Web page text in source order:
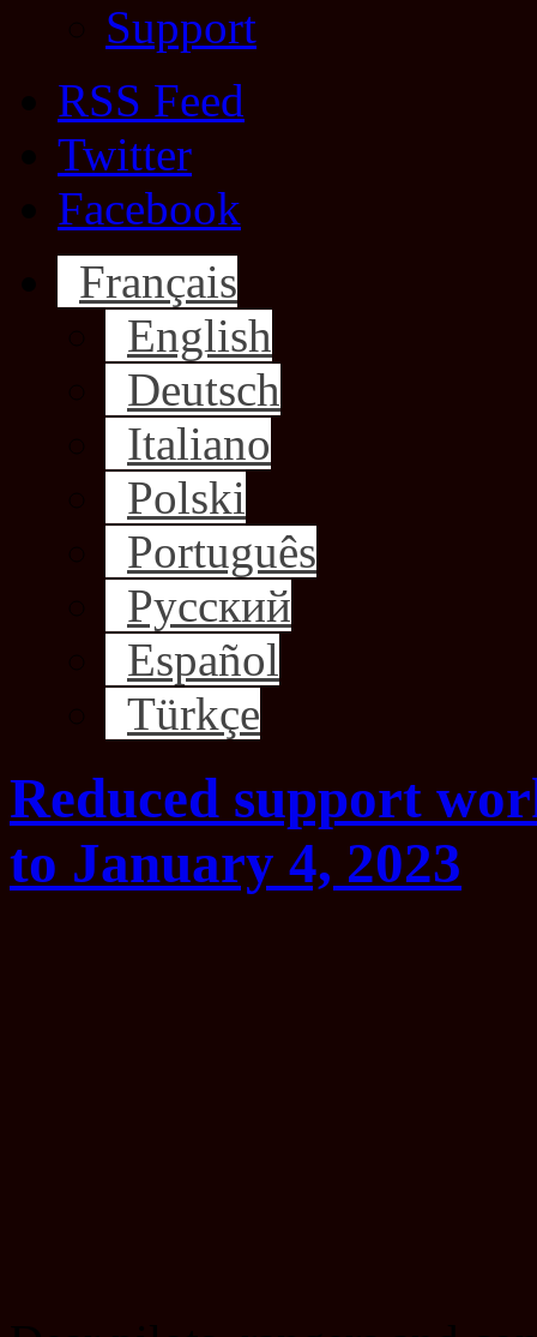
Support
RSS Feed
Twitter
Facebook
Français
English
Deutsch
Italiano
Polski
Português
Русский
Español
Türkçe
Reduced support
to January 4, 2023